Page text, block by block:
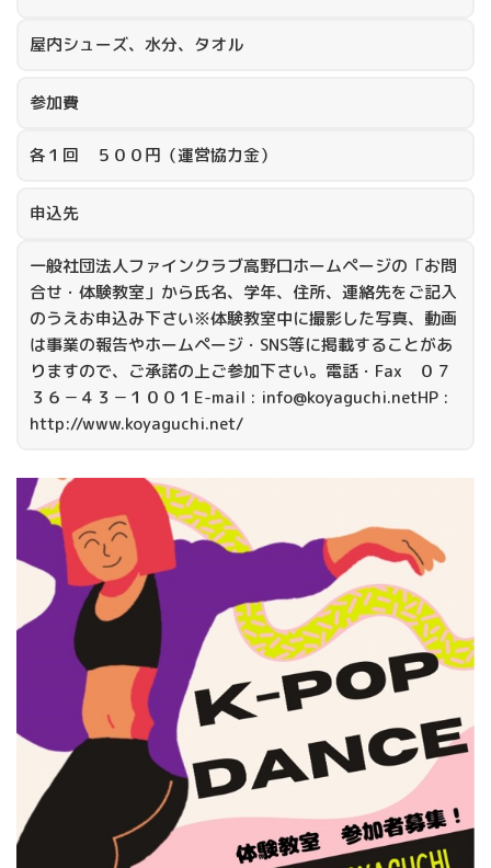
屋内シューズ、水分、タオル
参加費
各１回 ５００円（運営協力金）
申込先
一般社団法人ファインクラブ高野口ホームページの「お問
合せ・体験教室」から氏名、学年、住所、連絡先をご記入
のうえお申込み下さい※体験教室中に撮影した写真、動画
は事業の報告やホームページ・SNS等に掲載することがあ
りますので、ご承諾の上ご参加下さい。電話・Fax ０７
３６－４３－１００１E-mail : info@koyaguchi.netHP :
http://www.koyaguchi.net/